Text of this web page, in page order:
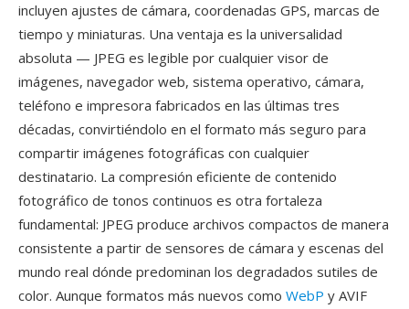
incluyen ajustes de cámara, coordenadas GPS, marcas de
tiempo y miniaturas. Una ventaja es la universalidad
absoluta — JPEG es legible por cualquier visor de
imágenes, navegador web, sistema operativo, cámara,
teléfono e impresora fabricados en las últimas tres
décadas, convirtiéndolo en el formato más seguro para
compartir imágenes fotográficas con cualquier
destinatario. La compresión eficiente de contenido
fotográfico de tonos continuos es otra fortaleza
fundamental: JPEG produce archivos compactos de manera
consistente a partir de sensores de cámara y escenas del
mundo real dónde predominan los degradados sutiles de
color. Aunque formatos más nuevos como WebP y AVIF